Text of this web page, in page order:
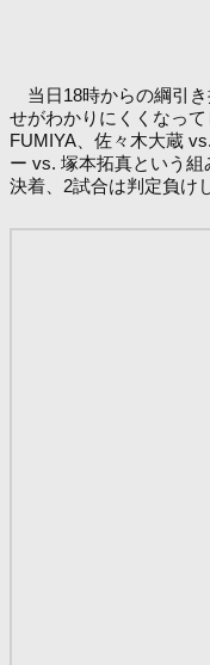
当日18時からの綱引
せがわかりにくくなっ
FUMIYA、佐々木大蔵
ー vs. 塚本拓真という
決着、2試合は判定負け